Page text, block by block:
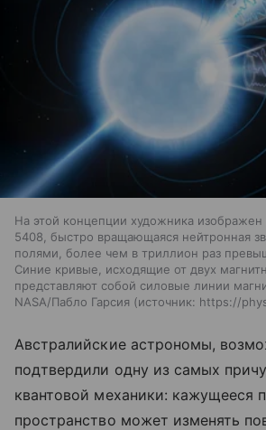
На этой концепции художника изображен
5408, быстро вращающаяся нейтронная
полями, более чем в триллион раз
Синие кривые, исходящие от двух
представляют собой силовые линии
NASA/Пабло Гарсия
источник: https://
Австралийские астрономы,
подтвердили одну из самых
квантовой механики: кажущееся
пространство может изменять